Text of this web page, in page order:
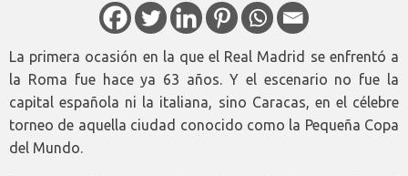
La primera ocasión en la que el Real Madrid se enfrentó a
la Roma fue hace ya 63 años. Y el escenario no fue la
capital española ni la italiana, sino Caracas, en el célebre
torneo de aquella ciudad conocido como la Pequeña Copa
del Mundo.